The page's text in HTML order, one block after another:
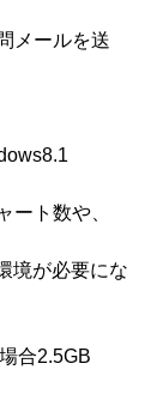
メールを送
ート数や、
境が必要にな
合2.5GB